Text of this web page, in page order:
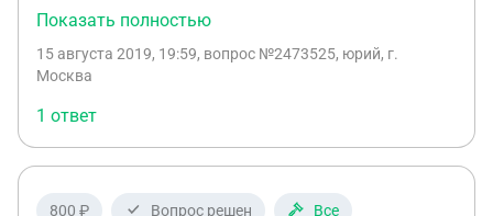
Насколько мне известно лишить и понизить
особо тяжкие преступления. Прошу помощи и
командира части!
Показать полностью
15 августа 2019, 19:59, вопрос №2473525, юрий, г.
Москва
1 ответ
800 ₽ Вопрос решен Все